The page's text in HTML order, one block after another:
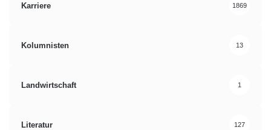
Karriere 1869
Kolumnisten 13
Landwirtschaft 1
Literatur 127